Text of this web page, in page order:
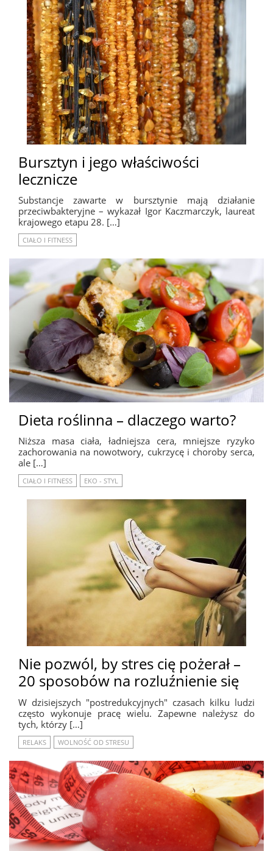
Bursztyn i jego właściwości
lecznicze
Substancje zawarte w bursztynie mają działanie
przeciwbakteryjne – wykazał Igor Kaczmarczyk, laureat
krajowego etapu 28. […]
CIAŁO I FITNESS
Dieta roślinna – dlaczego warto?
Niższa masa ciała, ładniejsza cera, mniejsze ryzyko
zachorowania na nowotwory, cukrzycę i choroby serca,
ale […]
CIAŁO I FITNESS EKO - STYL
Nie pozwól, by stres cię pożerał –
20 sposobów na rozluźnienie się
W dzisiejszych "postredukcyjnych" czasach kilku ludzi
często wykonuje pracę wielu. Zapewne należysz do
tych, którzy […]
RELAKS WOLNOŚĆ OD STRESU